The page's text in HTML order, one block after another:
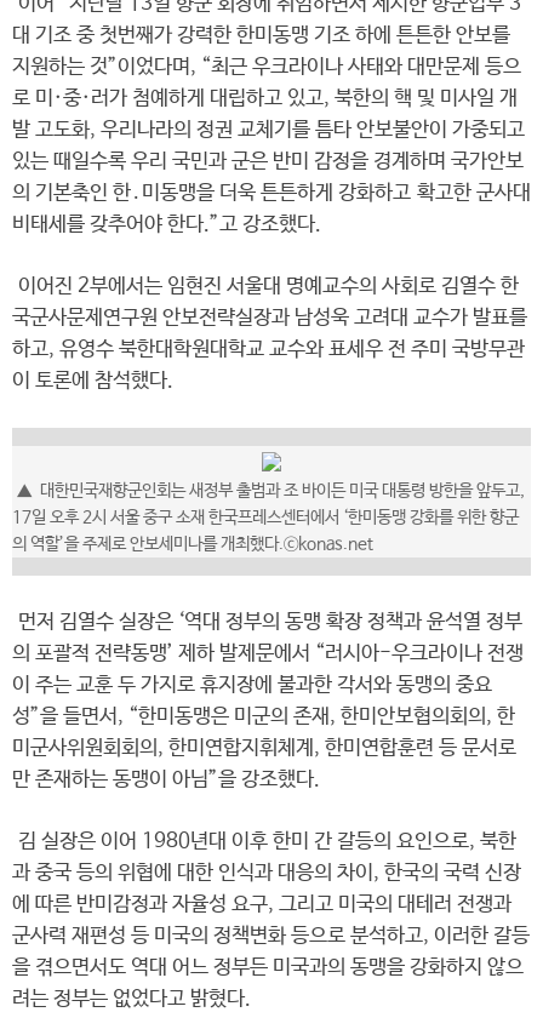
대 기조 중 첫번째가 강력한 한미동맹 기조 하에 튼튼한 안보를
지원하는 것”이었다며, “최근 우크라이나 사태와 대만문제 등으
로 미·중·러가 첨예하게 대립하고 있고, 북한의 핵 및 미사일 개
발 고도화, 우리나라의 정권 교체기를 틈타 안보불안이 가중되고
있는 때일수록 우리 국민과 군은 반미 감정을 경계하며 국가안보
의 기본축인 한․미동맹을 더욱 튼튼하게 강화하고 확고한 군사대
비태세를 갖추어야 한다.”고 강조했다.
이어진 2부에서는 임현진 서울대 명예교수의 사회로 김열수 한
국군사문제연구원 안보전략실장과 남성욱 고려대 교수가 발표를
하고, 유영수 북한대학원대학교 교수와 표세우 전 주미 국방무관
이 토론에 참석했다.
▲ 대한민국재향군인회는 새정부 출범과 조 바이든 미국 대통령 방한을 앞두고,
17일 오후 2시 서울 중구 소재 한국프레스센터에서 ‘한미동맹 강화를 위한 향군
의 역할’을 주제로 안보세미나를 개최했다.ⓒkonas.net
먼저 김열수 실장은 ‘역대 정부의 동맹 확장 정책과 윤석열 정부
의 포괄적 전략동맹’ 제하 발제문에서 “러시아-우크라이나 전쟁
이 주는 교훈 두 가지로 휴지장에 불과한 각서와 동맹의 중요
성”을 들면서, “한미동맹은 미군의 존재, 한미안보협의회의, 한
미군사위원회회의, 한미연합지휘체계, 한미연합훈련 등 문서로
만 존재하는 동맹이 아님”을 강조했다.
김 실장은 이어 1980년대 이후 한미 간 갈등의 요인으로, 북한
과 중국 등의 위협에 대한 인식과 대응의 차이, 한국의 국력 신장
에 따른 반미감정과 자율성 요구, 그리고 미국의 대테러 전쟁과
군사력 재편성 등 미국의 정책변화 등으로 분석하고, 이러한 갈등
을 겪으면서도 역대 어느 정부든 미국과의 동맹을 강화하지 않으
려는 정부는 없었다고 밝혔다.